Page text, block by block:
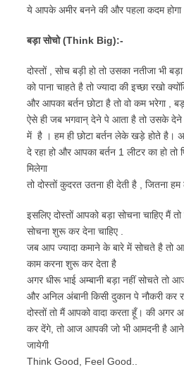
ये आपके अमीर बनने की और पहला कदम होगा
बड़ा सोचो (Think Big):-
दोस्तों , सोच बड़ी हो तो उसका नतीजा भी
को पाना चाहते है तो ज्यादा की इच्छा रखो
और आपका बर्तन छोटा है तो वो कम भरेगा , बड़ा
ऐसे ही जब भगवान् देने पे आता है तो उसके देने
में है । हम ही छोटा बर्तन लेके खड़े होते है।
दे रहा हो और आपका बर्तन 1 लीटर का हो
मिलेगा
तो दोस्तों कुदरत उतना ही देती है , जितना
इसलिए दोस्तों आपको बड़ा सोचना चाहिए मैं
सोचना शुरू कर देना चाहिए .
जब आप ज्यादा कमाने के बारे में सोचते है तो
काम करना शुरू कर देता है
अगर धीरू भाई अम्बानी बड़ा नहीं सोचते
और अनिल अंबानी किसी दुकान पे नौकरी कर
दोस्तों तो मैं आपको वादा करता हूँ। की
कर देंगे, तो आज आपकी जो भी आमदनी है
जायेगी
Think Good, Feel Good..